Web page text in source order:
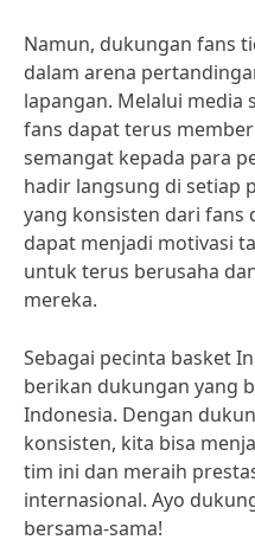
Namun, dukungan fans
dalam arena
lapangan. Melalui media
fans dapat terus
semangat kepada para
hadir langsung di setiap
yang konsisten dari
dapat menjadi motivasi
untuk terus berusaha
mereka.
Sebagai pecinta basket
berikan dukungan yang
Indonesia. Dengan
konsisten, kita bisa
tim ini dan meraih
internasional. Ayo
bersama-sama!